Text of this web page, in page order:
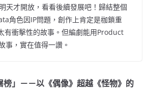
天才開放，看看後續發展吧！歸結整個
角色因IP問題，創作上肯定是枷鎖重
有衝擊性的故事。但編劇能用Product
事，實在值得一讚。
榜」－－以《偶像》超越《怪物》的